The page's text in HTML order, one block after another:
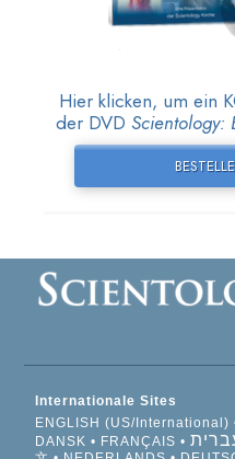
Hier klicken, um ein
der DVD Scientology:
Internationale Sites
ENGLISH (US/International)
DANSK
FRANÇAIS